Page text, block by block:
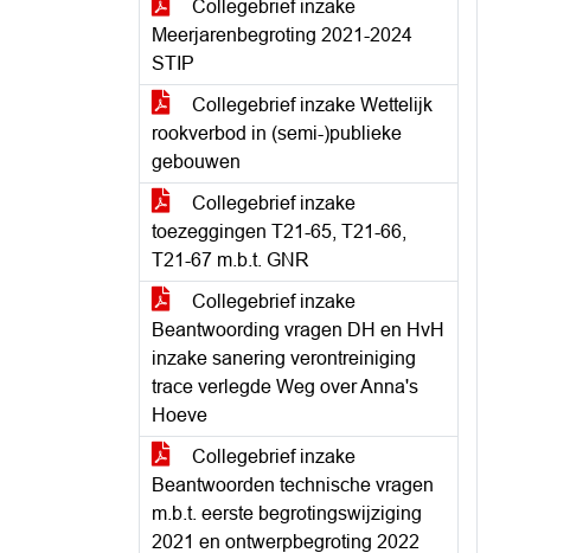
Collegebrief inzake
Meerjarenbegroting 2021-2024
STIP
Collegebrief inzake Wettelijk
rookverbod in (semi-)publieke
gebouwen
Collegebrief inzake
toezeggingen T21-65, T21-66,
T21-67 m.b.t. GNR
Collegebrief inzake
Beantwoording vragen DH en HvH
inzake sanering verontreiniging
trace verlegde Weg over Anna's
Hoeve
Collegebrief inzake
Beantwoorden technische vragen
m.b.t. eerste begrotingswijziging
2021 en ontwerpbegroting 2022